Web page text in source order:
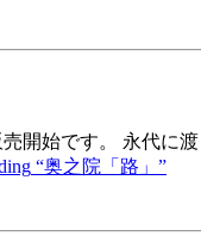
開始です。 永代
“奥之院「路」”